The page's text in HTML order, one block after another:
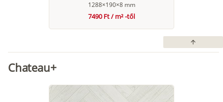
1288×190×8 mm
7490 Ft / m² -től
arrow_upward
Chateau+